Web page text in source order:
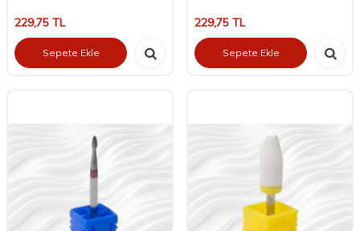
229,75 TL
Sepete Ekle
229,75 TL
Sepete Ekle